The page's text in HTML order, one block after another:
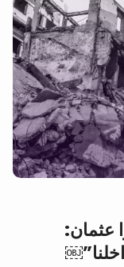
عثمان: